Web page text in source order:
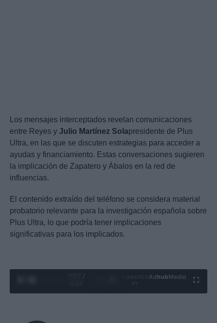
Los mensajes interceptados revelan comunicaciones
entre Reyes y Julio Martínez Solapresidente de Plus
Ultra, en las que se discuten estrategias para acceder a
ayudas y financiamiento. Estas conversaciones sugieren
la implicación de Zapatero y Ábalos en la red de
influencias.
El contenido extraído del teléfono se considera material
probatorio relevante para la investigación española sobre
Plus Ultra, lo que podría tener implicaciones
significativas para los implicados.
0:28 /
Ad hubMedia